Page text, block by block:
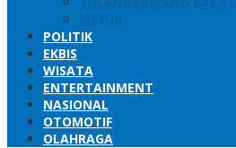
MESUJI
POLITIK
EKBIS
WISATA
ENTERTAINMENT
NASIONAL
OTOMOTIF
OLAHRAGA